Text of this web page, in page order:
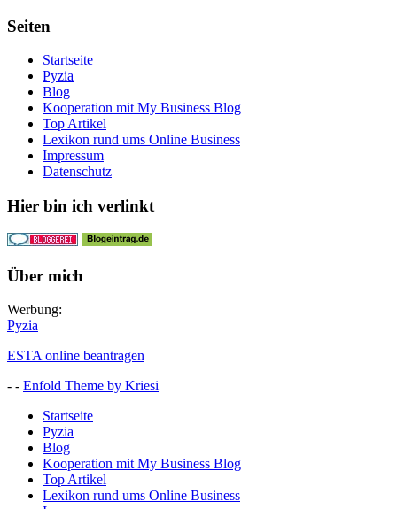
Seiten
Startseite
Pyzia
Blog
Kooperation mit My Business Blog
Top Artikel
Lexikon rund ums Online Business
Impressum
Datenschutz
Hier bin ich verlinkt
Über mich
Werbung:
Pyzia
ESTA online beantragen
- - Enfold Theme by Kriesi
Startseite
Pyzia
Blog
Kooperation mit My Business Blog
Top Artikel
Lexikon rund ums Online Business